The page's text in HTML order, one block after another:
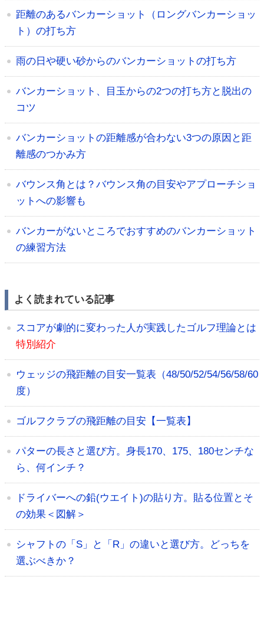
距離のあるバンカーショット（ロングバンカーショッ
ト）の打ち方
雨の日や硬い砂からのバンカーショットの打ち方
バンカーショット、目玉からの2つの打ち方と脱出の
コツ
バンカーショットの距離感が合わない3つの原因と距
離感のつかみ方
バウンス角とは？バウンス角の目安やアプローチショ
ットへの影響も
バンカーがないところでおすすめのバンカーショット
の練習方法
よく読まれている記事
スコアが劇的に変わった人が実践したゴルフ理論とは
特別紹介
ウェッジの飛距離の目安一覧表（48/50/52/54/56/58/60
度）
ゴルフクラブの飛距離の目安【一覧表】
パターの長さと選び方。身長170、175、180センチな
ら、何インチ？
ドライバーへの鉛(ウエイト)の貼り方。貼る位置とそ
の効果＜図解＞
シャフトの「S」と「R」の違いと選び方。どっちを
選ぶべきか？